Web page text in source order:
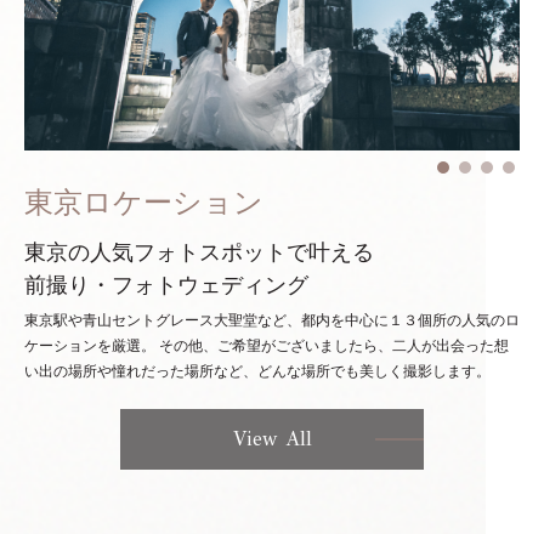
東京ロケーション
東京の人気フォトスポットで叶える
前撮り・フォトウェディング
東京駅や青山セントグレース大聖堂など、都内を中心に１３個所の人気のロ
ケーションを厳選。 その他、ご希望がございましたら、二人が出会った想
い出の場所や憧れだった場所など、どんな場所でも美しく撮影します。
View All